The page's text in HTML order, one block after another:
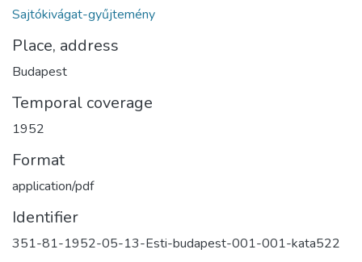
Sajtókivágat-gyűjtemény
Place, address
Budapest
Temporal coverage
1952
Format
application/pdf
Identifier
351-81-1952-05-13-Esti-budapest-001-001-kata522